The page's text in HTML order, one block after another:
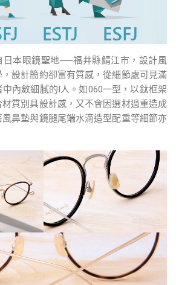
日本眼鏡聖地──福井縣鯖江市，設計風
設計簡約卻富有質感，從細節處可見滿
內斂細膩的I人。如060一型，以鈦框架
質別具設計感，又不會因選材過重造成
鼻墊與鏡腿尾端水滴造型配重等細節亦